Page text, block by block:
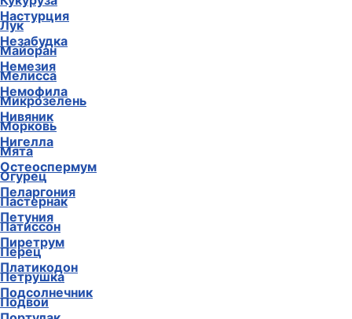
Настурция
Незабудка
Немезия
Немофила
Нивяник
Нигелла
Остеоспермум
Пеларгония
Петуния
Пиретрум
Платикодон
Подсолнечник
Лук
Майоран
Мелисса
Микрозелень
Морковь
Мята
Огурец
Пастернак
Патиссон
Перец
Петрушка
Подвои